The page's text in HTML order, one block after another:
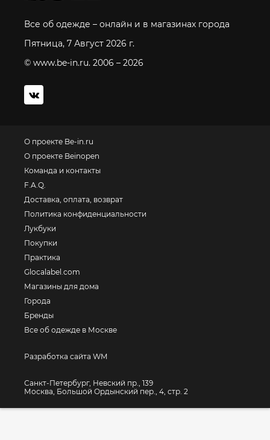
Все об одежде – онлайн и в магазинах города
Пятница, 7 Август 2026 г.
© www.be-in.ru. 2006 – 2026
О проекте Be-in.ru
О проекте Beinopen
Команда и контакты
F.A.Q.
Доставка, оплата, возврат
Политика конфиденциальности
Лукбуки
Покупки
Практика
Glocalabel.com
Магазины для дома
Города
Бренды
Все об одежде в Москве
Разработка сайта WM
Санкт-Петербург, Невский пр., 139
Москва, Большой Ордынский пер., 4, стр. 2